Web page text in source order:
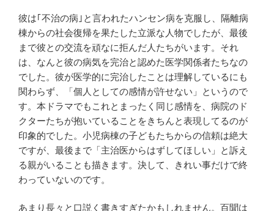
彼は｢不治の病｣と言われたハンセン病を克服し、隔離病
棟からの社会復帰を果たした立派な人物でしたが、最後
まで彼との交流を頑なに拒んだ人たちがいます。それ
は、なんと彼の病気を完治と認めた医学関係者たちなの
でした。彼が医学的に完治したことは理解しているにも
関わらず、「個人としての感情が許せない」というので
す。本ドラマでもこれとまったく同じ感情を、病院のド
クターたちが抱いていることをきちんと表現してるのが
印象的でした。小児病棟の子どもたちからの信頼は絶大
ですが、最後まで「主治医からはずしてほしい」と訴え
る親がいることも描きます。決して、きれい事だけで終
わっていないのです。
あまり長々と口説く書きすぎたかもしれません。百聞は